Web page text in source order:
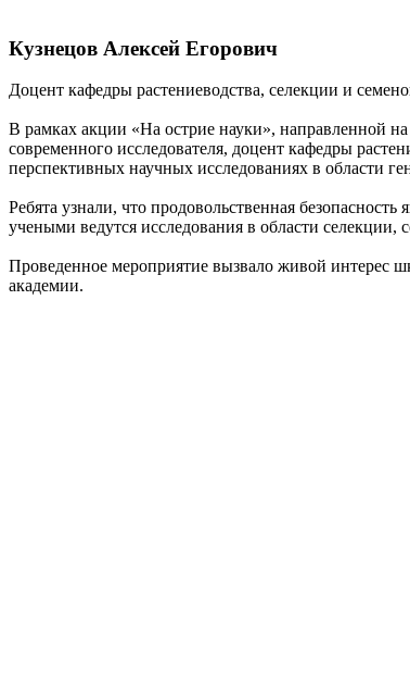
Кузнецов Алексей Егорович
Доцент кафедры растениеводства, селекции и
В рамках акции «На острие науки», направленной
современного исследователя, доцент кафедры
перспективных научных исследованиях в области
Ребята узнали, что продовольственная
учеными ведутся исследования в области селекции,
Проведенное мероприятие вызвало живой интерес
академии.